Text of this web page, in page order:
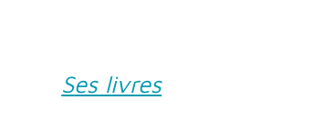
Ses livres